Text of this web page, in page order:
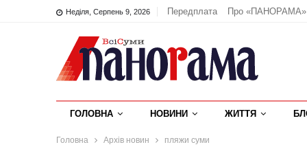
Неділя, Серпень 9, 2026 Передплата Про «ПАНОРАМА»
ГОЛОВНА НОВИНИ ЖИТТЯ
Головна Архів новин пляжи суми